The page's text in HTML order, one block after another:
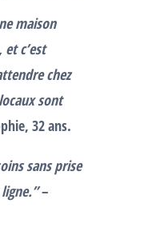
maison
c’est
chez
sont
32 ans.
sans prise
–